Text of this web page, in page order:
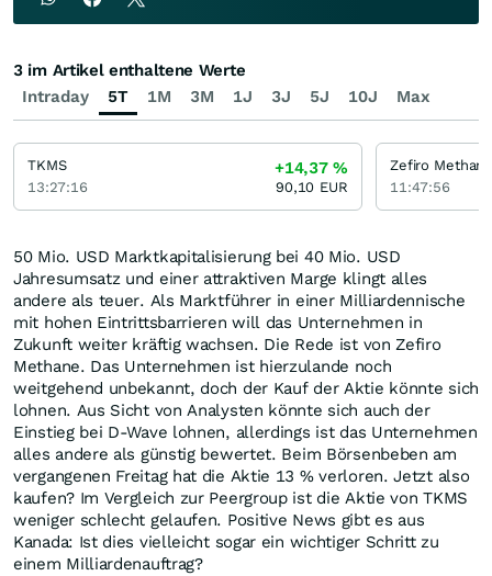
50 Mio. USD Marktkapitalisierung bei 40 Mio. USD
Jahresumsatz und einer attraktiven Marge klingt alles
andere als teuer. Als Marktführer in einer Milliardennische
mit hohen Eintrittsbarrieren will das Unternehmen in
Zukunft weiter kräftig wachsen. Die Rede ist von Zefiro
Methane. Das Unternehmen ist hierzulande noch
weitgehend unbekannt, doch der Kauf der Aktie könnte sich
lohnen. Aus Sicht von Analysten könnte sich auch der
Einstieg bei D-Wave lohnen, allerdings ist das Unternehmen
alles andere als günstig bewertet. Beim Börsenbeben am
vergangenen Freitag hat die Aktie 13 % verloren. Jetzt also
kaufen? Im Vergleich zur Peergroup ist die Aktie von TKMS
weniger schlecht gelaufen. Positive News gibt es aus
Kanada: Ist dies vielleicht sogar ein wichtiger Schritt zu
einem Milliardenauftrag?
Intraday 5T 1M 3M 1J 3J 5J 10J Max
3 im Artikel enthaltene Werte
TKMS
13:27:16
+14,37%
90,10 EUR
Zefiro
11:47:56